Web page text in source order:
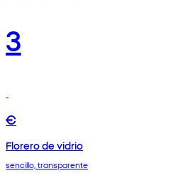
3
€
Florero de vidrio
sencillo, transparente